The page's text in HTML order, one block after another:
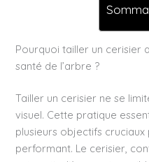
Pourquoi tailler un cerisier
santé de l’arbre ?
Tailler un cerisier ne se
visuel. Cette pratique
plusieurs objectifs
performant. Le cerisier,